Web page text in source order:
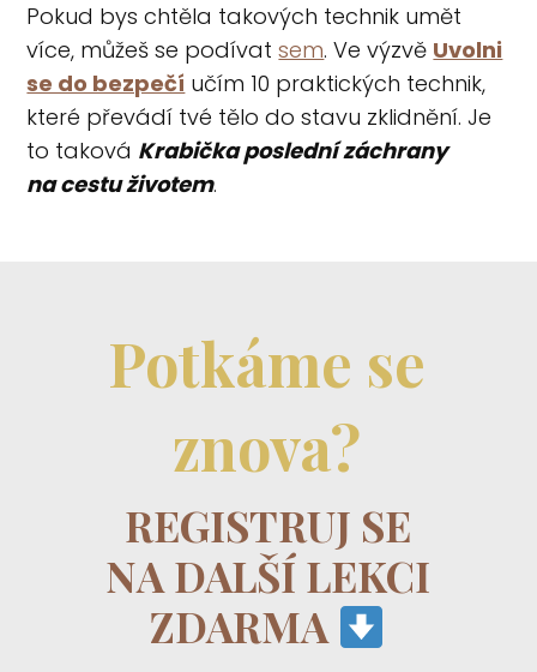
Pokud bys chtěla takových technik umět
více, můžeš se podívatsem. Ve výzvě Uvolni
se do bezpečí učím 10 praktických technik,
které převádí tvé tělo do stavu zklidnění. Je
to taková Krabička poslední záchrany
na cestu životem.
Potkáme se
znova?
REGISTRUJ SE
NA DALŠÍ LEKCI
ZDARMA